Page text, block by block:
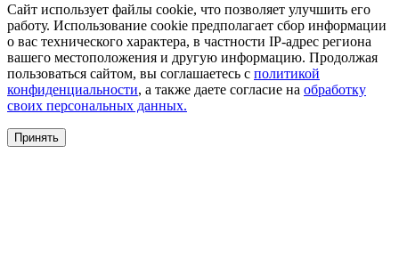
Сайт использует файлы cookie, что позволяет улучшить его
работу. Использование cookie предполагает сбор информации
о вас технического характера, в частности IP-адрес региона
вашего местоположения и другую информацию. Продолжая
пользоваться сайтом, вы соглашаетесь с политикой
конфиденциальности, а также даете согласие на обработку
своих персональных данных.
Принять